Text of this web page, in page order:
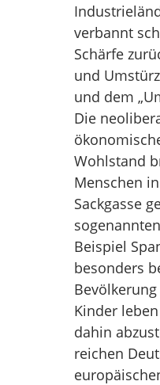
verbannt
Schärfe
und
und dem
Die
Wohlstand
Menschen
Sackgasse
Beispiel
besonders
Kinder
dahin
reichen